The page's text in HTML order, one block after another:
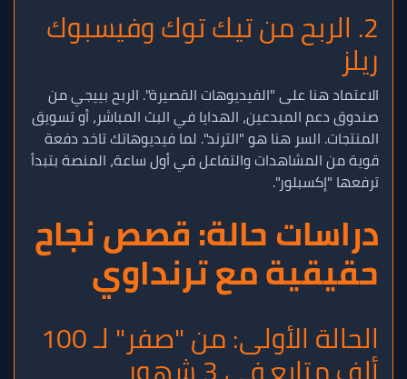
2. الربح من تيك توك وفيسبوك
ريلز
الاعتماد هنا على "الفيديوهات القصيرة". الربح بييجي من
صندوق دعم المبدعين، الهدايا في البث المباشر، أو تسويق
المنتجات. السر هنا هو "الترند". لما فيديوهاتك تاخد دفعة
قوية من المشاهدات والتفاعل في أول ساعة، المنصة بتبدأ
ترفعها "إكسبلور".
دراسات حالة: قصص نجاح
حقيقية مع ترنداوي
الحالة الأولى: من "صفر" لـ 100